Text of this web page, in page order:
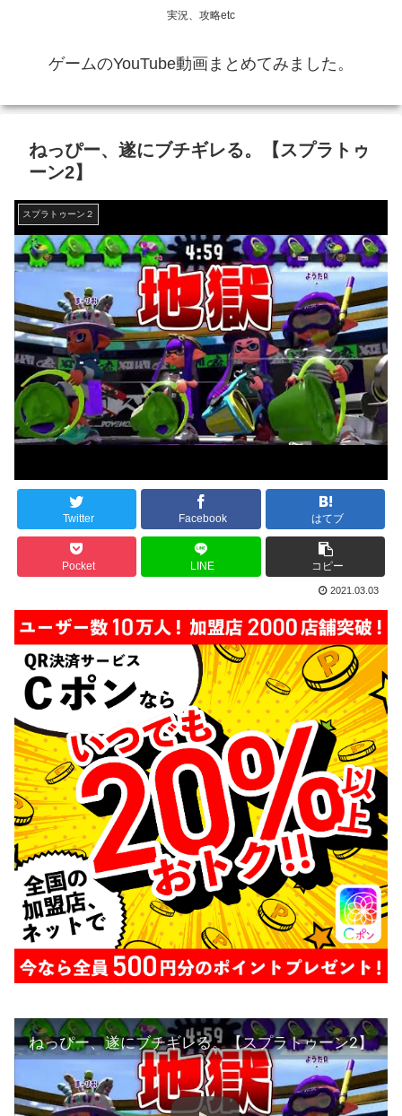
実況、攻略etc
ゲームのYouTube動画まとめてみました。
ねっぴー、遂にブチギレる。【スプラトゥ
ーン2】
スプラトゥーン２
Twitter Facebook はてブ
Pocket LINE コピー
2021.03.03
ねっぴー、遂にブチギレる。【スプラトゥーン2】